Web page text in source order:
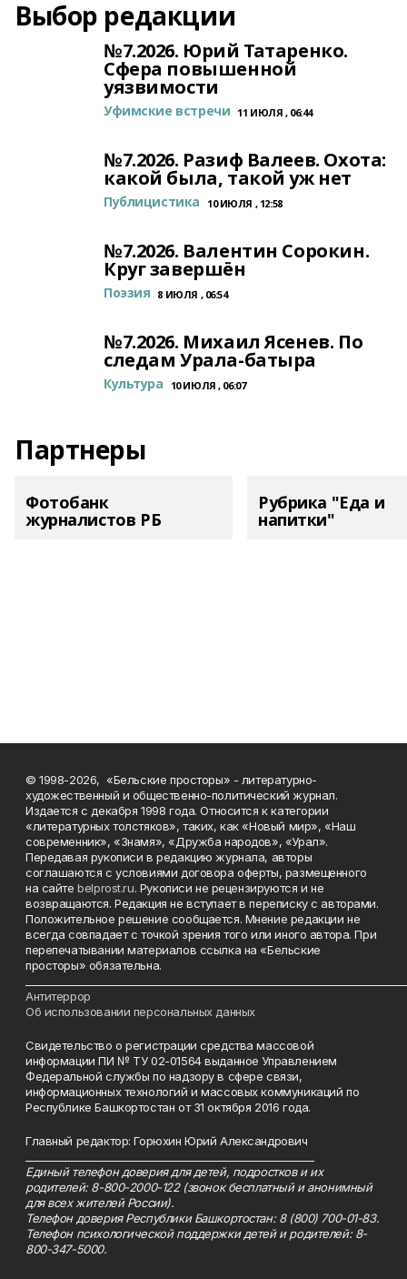
Выбор редакции
№7.2026. Юрий Татаренко.
Сфера повышенной
уязвимости
Уфимские встречи 11 ИЮЛЯ , 06:44
№7.2026. Разиф Валеев. Охота:
какой была, такой уж нет
Публицистика 10 ИЮЛЯ , 12:58
№7.2026. Валентин Сорокин.
Круг завершён
Поэзия 8 ИЮЛЯ , 06:54
№7.2026. Михаил Ясенев. По
следам Урала-батыра
Культура 10 ИЮЛЯ , 06:07
Партнеры
Фотобанк
журналистов РБ
Рубрика "Еда и
напитки"
© 1998-2026, «Бельские просторы» - литературно-
художественный и общественно-политический журнал.
Издается с декабря 1998 года. Относится к категории
«литературных толстяков», таких, как «Новый мир», «Наш
современник», «Знамя», «Дружба народов», «Урал».
Передавая рукописи в редакцию журнала, авторы
соглашаются с условиями договора оферты, размещенного
на сайтеbelprost.ru. Рукописи не рецензируются и не
возвращаются. Редакция не вступает в переписку с авторами.
Положительное решение сообщается. Мнение редакции не
всегда совпадает с точкой зрения того или иного автора. При
перепечатывании материалов ссылка на «Бельские
просторы» обязательна.
Антитеррор
Об использовании персональных данных
Свидетельство о регистрации средства массовой
информации ПИ № ТУ 02-01564 выданное Управлением
Федеральной службы по надзору в сфере связи,
информационных технологий и массовых коммуникаций по
Республике Башкортостан от 31 октября 2016 года.
Главный редактор: Горюхин Юрий Александрович
Единый телефон доверия для детей, подростков и их
родителей: 8-800-2000-122 (звонок бесплатный и анонимный
для всех жителей России).
Телефон доверия Республики Башкортостан: 8 (800) 700-01-83.
Телефон психологической поддержки детей и родителей: 8-
800-347-5000.